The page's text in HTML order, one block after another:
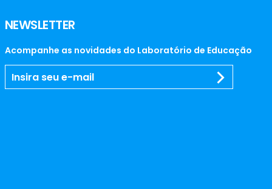
NEWSLETTER
Acompanhe as novidades do Laboratório de Educação